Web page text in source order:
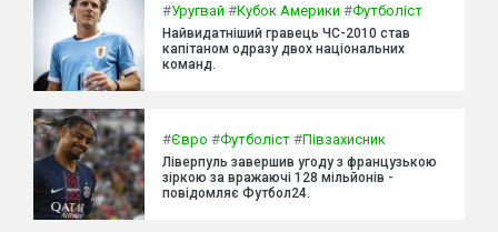
#Уругвай #Кубок Америки #Футболіст
Найвидатніший гравець ЧС-2010 став
капітаном одразу двох національних
команд.
#Євро #Футболіст #Півзахисник
Ліверпуль завершив угоду з французькою
зіркою за вражаючі 128 мільйонів -
повідомляє Футбол24.